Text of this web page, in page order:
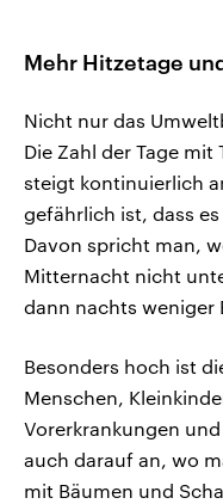
Mehr Hitzetage
Nicht nur das
Die Zahl der Tage
steigt kontinuierlich
gefährlich ist, dass
Davon spricht man,
Mitternacht nicht
dann nachts weniger
Besonders hoch ist
Menschen,
Vorerkrankungen
auch darauf an, wo
mit Bäumen und